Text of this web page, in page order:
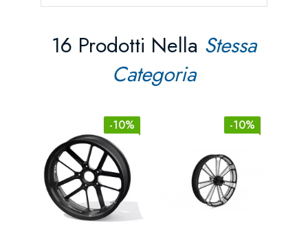
16 Prodotti Nella Stessa
Categoria
-10% -10%